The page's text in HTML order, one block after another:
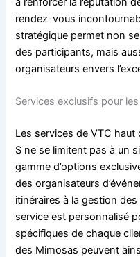
rendez-vous
stratégique permet non
des participants, mais
organisateurs envers
Services exclusifs pour
Les services de VTC
S ne se limitent pas à un
gamme d’options
des organisateurs
itinéraires à la gestion
service est personnalisé
spécifiques de chaque
des Mimosas peuvent